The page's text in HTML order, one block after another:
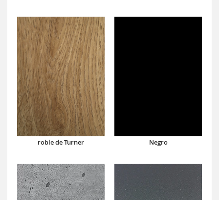
roble de Turner Negro